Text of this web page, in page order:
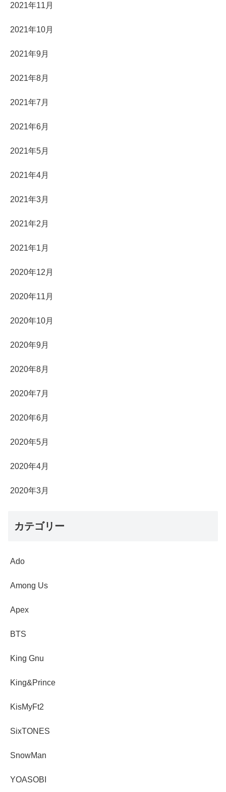
2021年11月
2021年10月
2021年9月
2021年8月
2021年7月
2021年6月
2021年5月
2021年4月
2021年3月
2021年2月
2021年1月
2020年12月
2020年11月
2020年10月
2020年9月
2020年8月
2020年7月
2020年6月
2020年5月
2020年4月
2020年3月
カテゴリー
Ado
Among Us
Apex
BTS
King Gnu
King&Prince
KisMyFt2
SixTONES
SnowMan
YOASOBI